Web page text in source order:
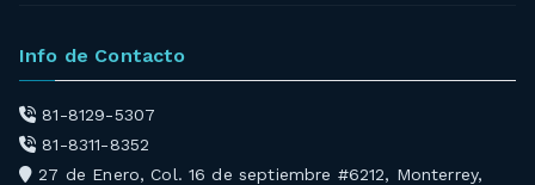
Info de Contacto
81-8129-5307
81-8311-8352
27 de Enero, Col. 16 de septiembre #6212, Monterrey,